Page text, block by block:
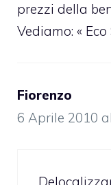
prezzi della
Vediamo: «
Fiorenzo
6 Aprile 2010